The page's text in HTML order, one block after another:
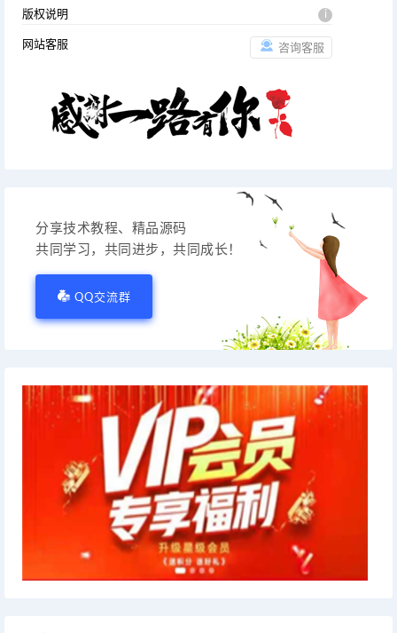
版权说明 i
网站客服 咨询客服
分享技术教程、精品源码
共同学习，共同进步，共同成长！
QQ交流群